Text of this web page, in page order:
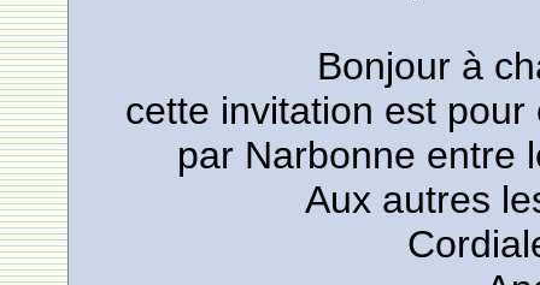
Bonjour à
cette invitation est
par Narbonne entre
Aux autres